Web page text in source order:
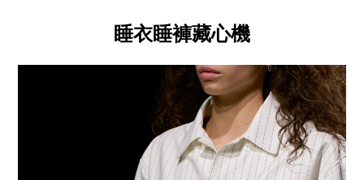
睡衣睡褲藏心機